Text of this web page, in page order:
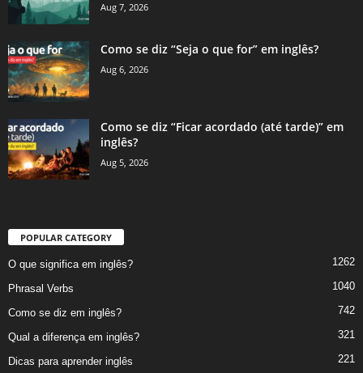
Aug 7, 2026
Como se diz “Seja o que for” em inglês?
Aug 6, 2026
Como se diz “Ficar acordado (até tarde)” em
inglês?
Aug 5, 2026
POPULAR CATEGORY
O que significa em inglês? 1262
Phrasal Verbs 1040
Como se diz em inglês? 742
Qual a diferença em inglês? 321
Dicas para aprender inglês 221